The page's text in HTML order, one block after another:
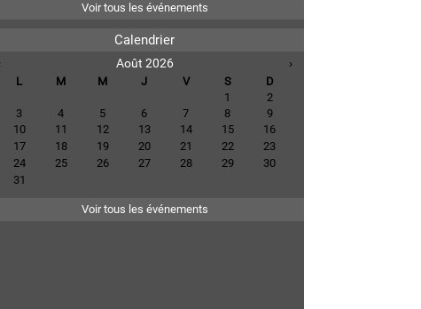
Voir tous les événements
Calendrier
Août 2026 ›
L M M J V S
D
1
2
3
4 5 6 7 8
9
10
11 12 13 14 15
16
17
18 19 20 21 22
23
24
25 26 27 28 29
30
31
Voir tous les événements